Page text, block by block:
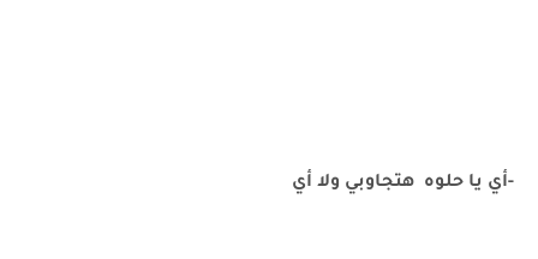
-أي يا حلوه هتجاوبي ولا أي